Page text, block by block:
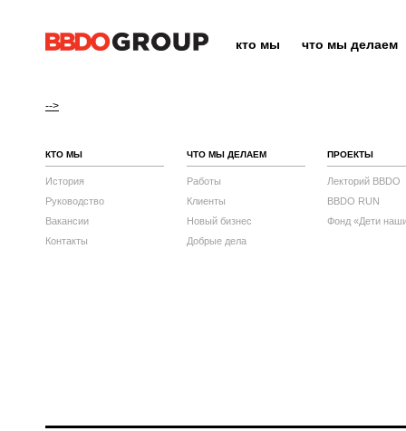
кто мы что мы делаем
-->
КТО МЫ
История
Руководство
Вакансии
Контакты
ЧТО МЫ ДЕЛАЕМ
Работы
Клиенты
Новый бизнес
Добрые дела
ПРОЕКТЫ
Лекторий BBDO
BBDO RUN
Фонд «Дети